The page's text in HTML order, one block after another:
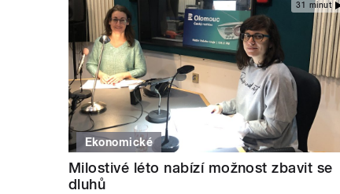
31 minut
Ekonomické
Milostivé léto nabízí možnost zbavit se
dluhů